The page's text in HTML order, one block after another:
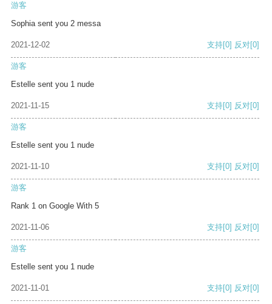
游客
Sophia sent you 2 messa
2021-12-02 支持[0] 反对[0]
游客
Estelle sent you 1 nude
2021-11-15 支持[0] 反对[0]
游客
Estelle sent you 1 nude
2021-11-10 支持[0] 反对[0]
游客
Rank 1 on Google With 5
2021-11-06 支持[0] 反对[0]
游客
Estelle sent you 1 nude
2021-11-01 支持[0] 反对[0]